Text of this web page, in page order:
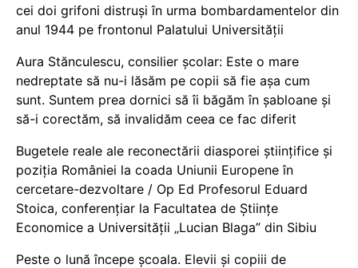
cei doi grifoni distruși în urma bombardamentelor din
anul 1944 pe frontonul Palatului Universității
Aura Stănculescu, consilier școlar: Este o mare
nedreptate să nu-i lăsăm pe copii să fie așa cum
sunt. Suntem prea dornici să îi băgăm în șabloane și
să-i corectăm, să invalidăm ceea ce fac diferit
Bugetele reale ale reconectării diasporei științifice și
poziția României la coada Uniunii Europene în
cercetare-dezvoltare / Op Ed Profesorul Eduard
Stoica, conferențiar la Facultatea de Științe
Economice a Universității „Lucian Blaga” din Sibiu
Peste o lună începe școala. Elevii și copiii de